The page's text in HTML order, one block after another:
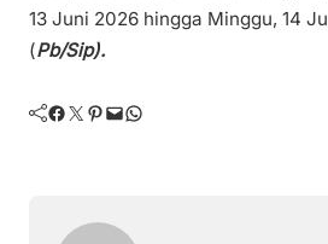
13 Juni 2026 hingga Minggu, 14
(Pb/Sip).
Facebook Twitter Pinterest Mail WhatsApp